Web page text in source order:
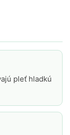
pleť hladkú